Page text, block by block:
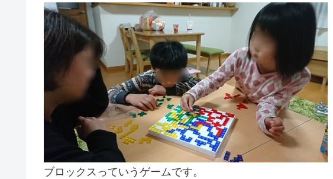
ブロックスっていうゲームです。